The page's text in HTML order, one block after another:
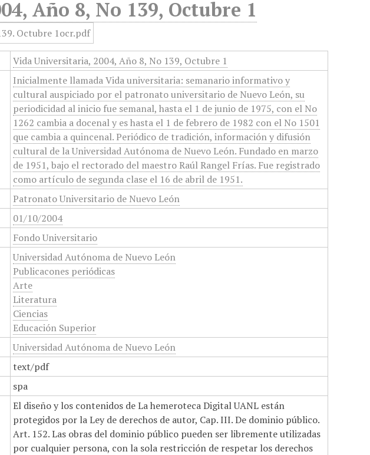
Año 8, No 139, Octubre 1
Vida Universitaria, 2004, Año 8, No 139, Octubre 1
Inicialmente llamada Vida universitaria: semanario informativo y
cultural auspiciado por el patronato universitario de Nuevo León, su
periodicidad al inicio fue semanal, hasta el 1 de junio de 1975, con el No
1262 cambia a docenal y es hasta el 1 de febrero de 1982 con el No 1501
que cambia a quincenal. Periódico de tradición, información y difusión
cultural de la Universidad Autónoma de Nuevo León. Fundado en marzo
de 1951, bajo el rectorado del maestro Raúl Rangel Frías. Fue registrado
como artículo de segunda clase el 16 de abril de 1951.
Patronato Universitario de Nuevo León
01/10/2004
Fondo Universitario
Universidad Autónoma de Nuevo León
Publicacones periódicas
Arte
Literatura
Ciencias
Educación Superior
Universidad Autónoma de Nuevo León
text/pdf
spa
El diseño y los contenidos de La hemeroteca Digital UANL están
protegidos por la Ley de derechos de autor, Cap. III. De dominio público.
Art. 152. Las obras del dominio público pueden ser libremente utilizadas
por cualquier persona, con la sola restricción de respetar los derechos